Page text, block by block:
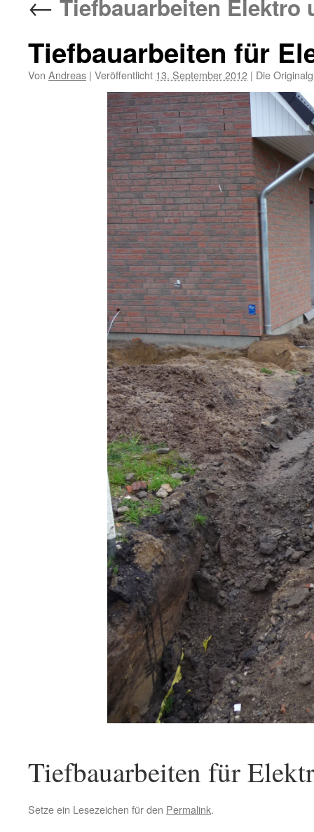
Tiefbauarbeiten Elektro
Tiefbauarbeiten für
Von Andreas | Veröffentlicht 13. September 2012 | Die
Tiefbauarbeiten für
Setze ein Lesezeichen für den Permalink.